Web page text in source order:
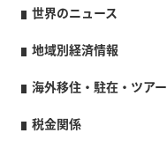
世界のニュース
地域別経済情報
海外移住・駐在・ツアー
税金関係